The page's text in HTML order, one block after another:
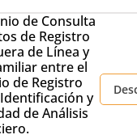
de Consulta
de Registro
de Línea y
entre el
de Registro
y
de Análisis